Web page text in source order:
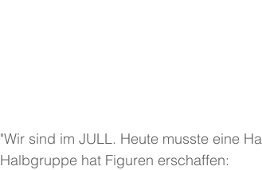
"Wir sind im JULL. Heute musste eine
Halbgruppe hat Figuren erschaffen: